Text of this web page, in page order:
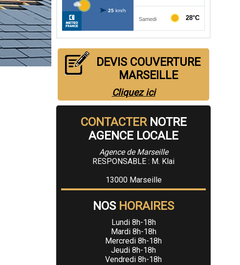
DEVIS COUVERTURE
MARSEILLE
Cliquez ici
CONTACTERNOTRE
AGENCE LOCALE
Agence de Marseille
RESPONSABLE : M. Klai
13000 Marseille
NOS HORAIRES
Lundi 8h-18h
Mardi 8h-18h
Mercredi 8h-18h
Jeudi 8h-18h
Vendredi 8h-18h